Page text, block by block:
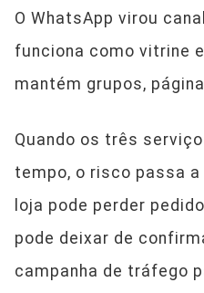
O WhatsApp virou
funciona como vitrine
mantém grupos,
Quando os três
tempo, o risco passa
loja pode perder
pode deixar de
campanha de tráfego